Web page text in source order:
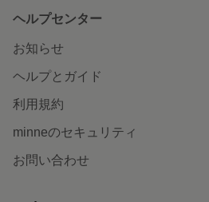
ヘルプセンター
お知らせ
ヘルプとガイド
利用規約
minneのセキュリティ
お問い合わせ